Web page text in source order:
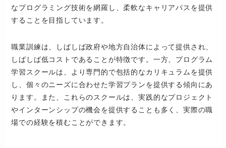
なプログラミング技術を網羅し、柔軟なキャリアパスを提供
することを目指しています。
職業訓練は、しばしば政府や地方自治体によって提供され、
しばしば低コストであることが特徴です。一方、プログラム
学習スクールは、より専門的で包括的なカリキュラムを提供
し、個々のニーズに合わせた学習プランを提供する傾向にあ
ります。また、これらのスクールは、実践的なプロジェクト
やインターンシップの機会を提供することも多く、実際の職
場での経験を積むことができます。